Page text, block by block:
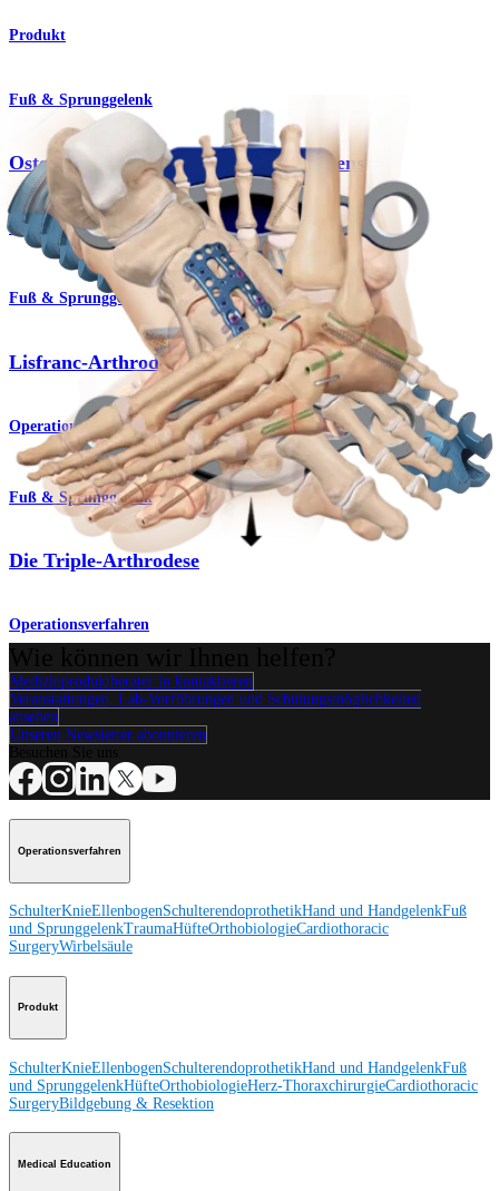
Produkt
Fuß & Sprunggelenk
Osteotomie des ersten Mittelfußknochens
Operationsverfahren
Fuß & Sprunggelenk
Lisfranc-Arthrodese
Operationsverfahren
Fuß & Sprunggelenk
Die Triple-Arthrodese
Operationsverfahren
Medizinproduktberater:in kontaktieren
Veranstaltungen, Lab-Vorführungen und Schulungsmöglichkeiten
ansehen
Unseren Newsletter abonnieren
Operationsverfahren
SchulterKnieEllenbogenSchulterendoprothetikHand und HandgelenkFuß
und SprunggelenkTraumaHüfteOrthobiologieCardiothoracic
SurgeryWirbelsäule
Produkt
SchulterKnieEllenbogenSchulterendoprothetikHand und HandgelenkFuß
und SprunggelenkHüfteOrthobiologieHerz-ThoraxchirurgieCardiothoracic
SurgeryBildgebung & Resektion
Medical Education